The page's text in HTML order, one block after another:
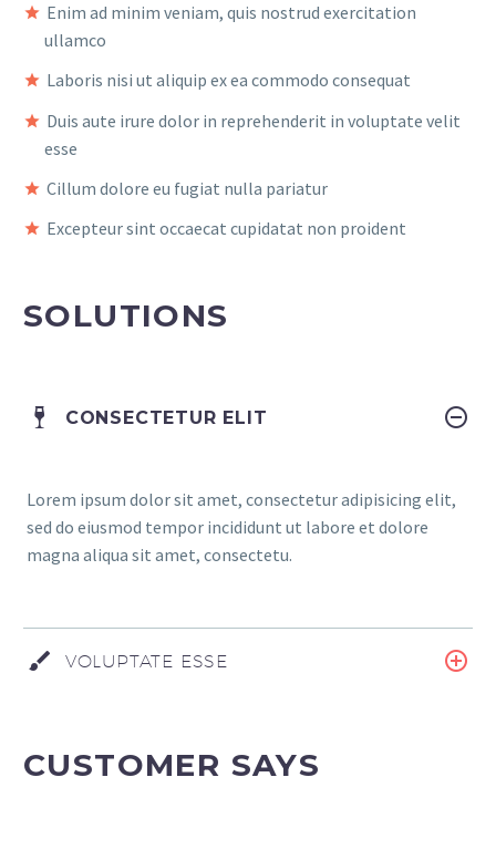
Enim ad minim veniam, quis nostrud exercitation
ullamco
Laboris nisi ut aliquip ex ea commodo consequat
Duis aute irure dolor in reprehenderit in voluptate velit
esse
Cillum dolore eu fugiat nulla pariatur
Excepteur sint occaecat cupidatat non proident
SOLUTIONS
CONSECTETUR ELIT
Lorem ipsum dolor sit amet, consectetur adipisicing elit,
sed do eiusmod tempor incididunt ut labore et dolore
magna aliqua sit amet, consectetu.
VOLUPTATE ESSE
CUSTOMER SAYS